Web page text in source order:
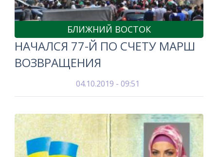
БЛИЖНИЙ ВОСТОК
НАЧАЛСЯ 77-Й ПО СЧЕТУ МАРШ
ВОЗВРАЩЕНИЯ
04.10.2019 - 09:51